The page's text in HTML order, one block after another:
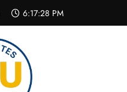
6:17:28 PM